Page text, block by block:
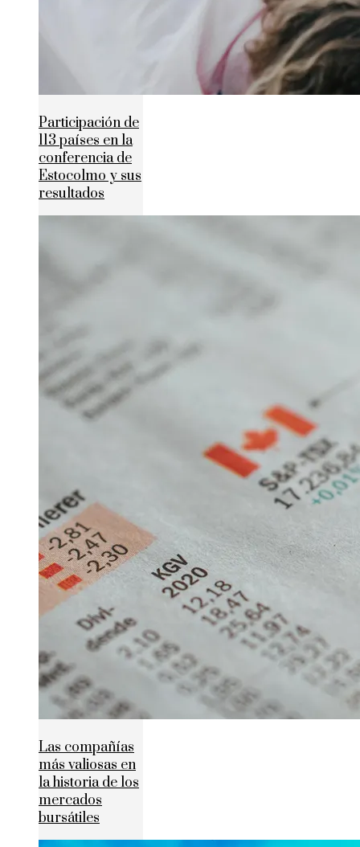
Participación de
113 países en la
conferencia de
Estocolmo y sus
resultados
Las compañías
más valiosas en
la historia de los
mercados
bursátiles